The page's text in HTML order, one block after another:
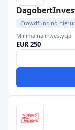
Crowdfunding
Minimalna inwestycja
EUR 250